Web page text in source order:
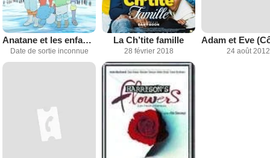
Anatane et les enfants d'Okura
Date de sortie inconnue
La Ch’tite famille
28 février 2018 24 août 2012